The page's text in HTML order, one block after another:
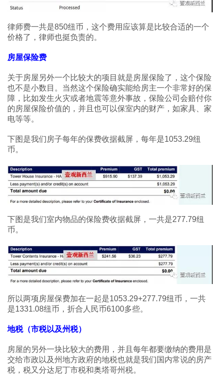
律师费一共是850纽币，这个费用应该算是比较合适的一个
价格了，律师也挺负责的。
房屋保险费
关于房屋另外一个比较大的项目就是房屋保险了，这个保险
也不是小数目。当然这个保险确实能给房主一个非常好的保
障，比如发生火灾或者地震等意外事故，保险公司会赔付你
的房屋保险价值的，并且也可以保室内的财产，如家具、家
电等等。
下图是我们房子每年的保费收据截屏，每年是1053.29纽
币。
下图是我们室内物品的保险费收据截屏，一共是277.79纽
币。
所以两项房屋保费加在一起是1053.29+277.79纽币，一共
是1331.08纽币，折合人民币6100多些。
地税（市税以及州税）
房屋的另外一块比较大的费用，并且每年都要缴纳的费用是
交给市政以及州地方政府的地税也就是我们国内常说的房产
税，税又分达尼丁市税和奥塔哥州税。